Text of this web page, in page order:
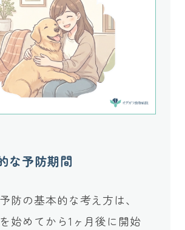
な予防期間
防の基本的な考え方は、
を始めてから1ヶ月後に開始